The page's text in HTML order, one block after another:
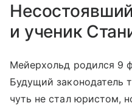
и ученик
Мейерхольд родился 9
Будущий законодатель
чуть не стал юристом,